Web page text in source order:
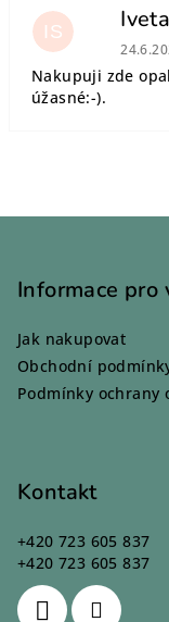
IS
Nakupuji zde
úžasné:-).
Informace pro
Jak nakupovat
Obchodní
Podmínky ochrany
Kontakt
+420 723 605 837
+420 723 605 837